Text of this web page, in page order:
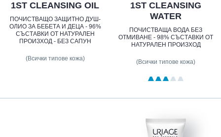
1ST CLEANSING OIL
ПОЧИСТВАЩО ЗАЩИТНО ДУШ-
ОЛИО ЗА БЕБЕТА И ДЕЦА - 96%
СЪСТАВКИ ОТ НАТУРАЛЕН
ПРОИЗХОД - БЕЗ САПУН
(Всички типове кожа)
1ST CLEANSING
WATER
ПОЧИСТВАЩА ВОДА БЕЗ
ОТМИВАНЕ - 98% СЪСТАВКИ ОТ
НАТУРАЛЕН ПРОИЗХОД
(Всички типове кожа)